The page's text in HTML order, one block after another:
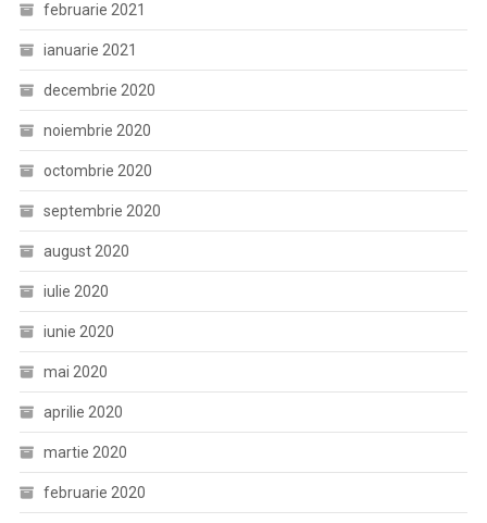
februarie 2021
ianuarie 2021
decembrie 2020
noiembrie 2020
octombrie 2020
septembrie 2020
august 2020
iulie 2020
iunie 2020
mai 2020
aprilie 2020
martie 2020
februarie 2020